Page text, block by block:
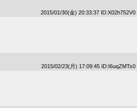
2015/01/30(金) 20:33:37 ID:X02h752V0
2015/02/23(月) 17:09:45 ID:I6uqZMTs0